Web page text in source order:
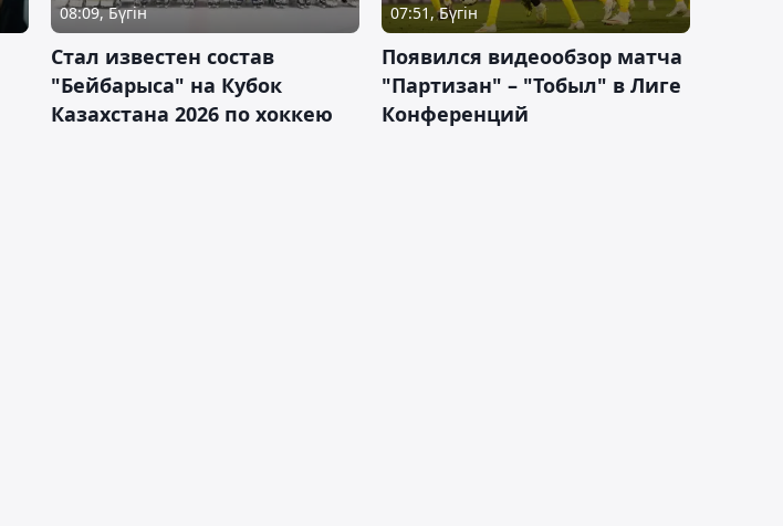
08:09, Бүгін
Стал известен состав
"Бейбарыса" на Кубок
Казахстана 2026 по хоккею
07:51, Бүгін
Появился видеообзор матча
"Партизан" – "Тобыл" в Лиге
Конференций